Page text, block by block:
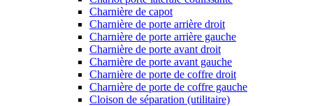
Charnière de capot
Charnière de porte arrière droit
Charnière de porte arrière gauche
Charnière de porte avant droit
Charnière de porte avant gauche
Charnière de porte de coffre droit
Charnière de porte de coffre gauche
Cloison de séparation (utilitaire)